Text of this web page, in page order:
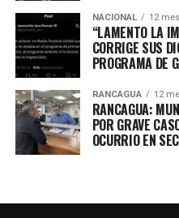
NACIONAL 12
“LAMENTO LA
CORRIGE SUS
PROGRAMA DE
RANCAGUA 12
RANCAGUA:
POR GRAVE
OCURRIO EN